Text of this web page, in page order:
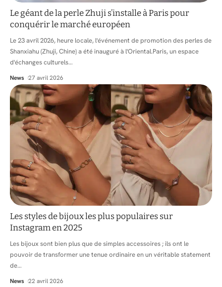
Le géant de la perle Zhuji s’installe à Paris pour
conquérir le marché européen
Le 23 avril 2026, heure locale, l'événement de promotion des perles de
Shanxiahu (Zhuji, Chine) a été inauguré à l'Oriental.Paris, un espace
d'échanges culturels…
News 27 avril 2026
Les styles de bijoux les plus populaires sur
Instagram en 2025
Les bijoux sont bien plus que de simples accessoires ; ils ont le
pouvoir de transformer une tenue ordinaire en un véritable statement
de…
News 22 avril 2026